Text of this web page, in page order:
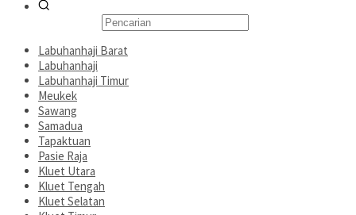
Labuhanhaji Barat
Labuhanhaji
Labuhanhaji Timur
Meukek
Sawang
Samadua
Tapaktuan
Pasie Raja
Kluet Utara
Kluet Tengah
Kluet Selatan